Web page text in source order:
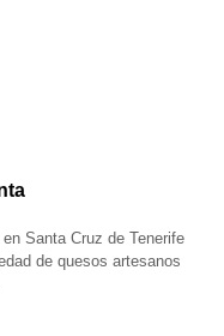
Santa Cruz de Tenerife
de quesos artesanos